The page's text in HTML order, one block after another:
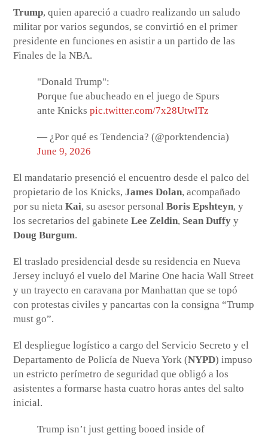
Trump, quien apareció a cuadro realizando un saludo
militar por varios segundos, se convirtió en el primer
presidente en funciones en asistir a un partido de las
Finales de la NBA.
"Donald Trump":
Porque fue abucheado en el juego de Spurs
ante Knickspic.twitter.com/7x28UtwITz
— ¿Por qué es Tendencia? (@porktendencia)
June 9, 2026
El mandatario presenció el encuentro desde el palco del
propietario de los Knicks,James Dolan, acompañado
por su nietaKai, su asesor personalBoris Epshteyn, y
los secretarios del gabineteLee Zeldin, Sean Duffy y
Doug Burgum.
El traslado presidencial desde su residencia en Nueva
Jersey incluyó el vuelo del Marine One hacia Wall Street
y un trayecto en caravana por Manhattan que se topó
con protestas civiles y pancartas con la consigna “Trump
must go”.
El despliegue logístico a cargo del Servicio Secreto y el
Departamento de Policía de Nueva York (NYPD) impuso
un estricto perímetro de seguridad que obligó a los
asistentes a formarse hasta cuatro horas antes del salto
inicial.
Trump isn’t just getting booed inside of